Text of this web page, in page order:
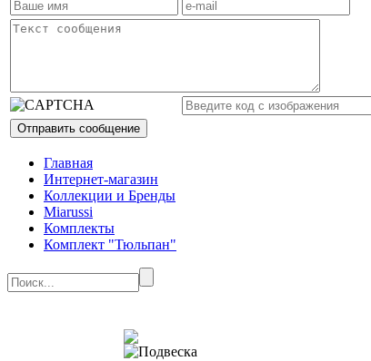
Главная
Интернет-магазин
Коллекции и Бренды
Miarussi
Комплекты
Комплект "Тюльпан"